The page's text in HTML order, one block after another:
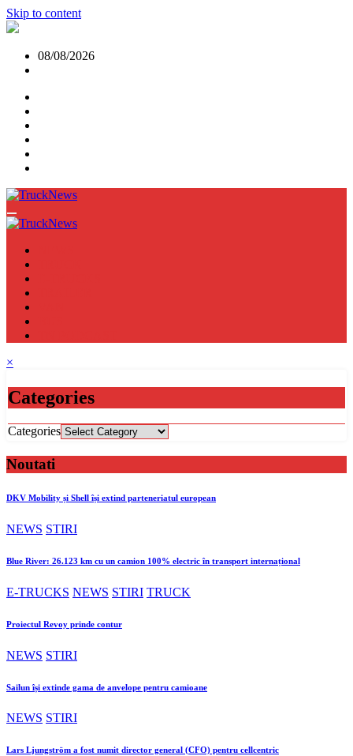
Skip to content
08/08/2026
×
Categories
Categories
Noutati
DKV Mobility și Shell își extind parteneriatul european
NEWS STIRI
Blue River: 26.123 km cu un camion 100% electric în transport internațional
E-TRUCKS NEWS STIRI TRUCK
Proiectul Revoy prinde contur
NEWS STIRI
Sailun își extinde gama de anvelope pentru camioane
NEWS STIRI
Lars Ljungström a fost numit director general (CFO) pentru cellcentric